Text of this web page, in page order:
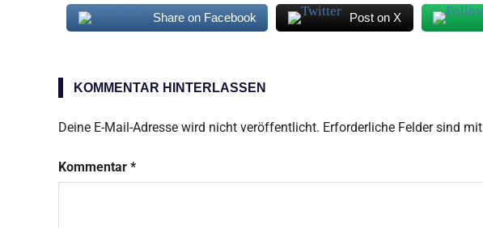
Share on Facebook Post on X
VinKOMMENTAR HINTERLASSEN
Deine E-Mail-Adresse wird nicht veröffentlicht. Erforderliche Felder sind mit
Kommentar *